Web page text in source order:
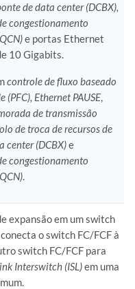
de data center (DCBX),
congestionamento
e portas Ethernet
10 Gigabits.
controle de fluxo baseado
(PFC), Ethernet PAUSE,
de transmissão
de troca de recursos de
center (DCBX)e
congestionamento
.
expansão em um switch
o switch FC/FCF à
switch FC/FCF para
Interswitch (ISL)em uma